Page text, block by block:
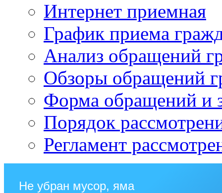
Интернет приемная
График приема
Анализ обращений
Обзоры обращений
Форма обращений и
Порядок
Регламент
Не убран мусор, яма